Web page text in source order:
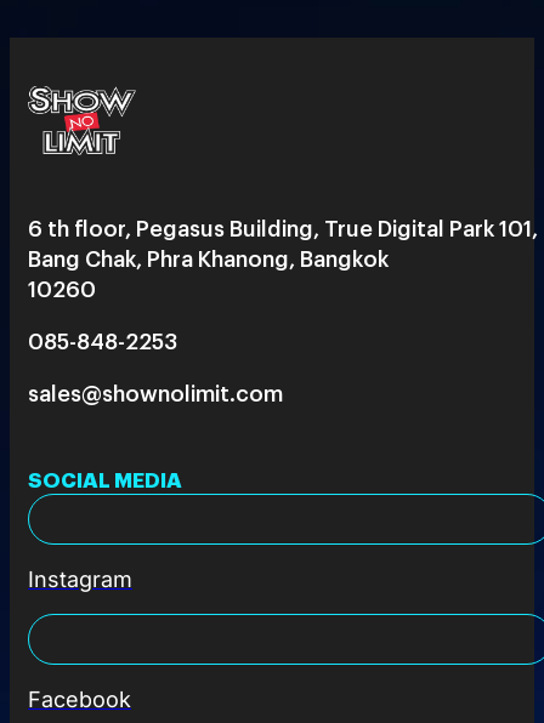
6 th floor, Pegasus Building, True Digital Park 101,
Bang Chak, Phra Khanong, Bangkok
10260
085-848-2253
sales@shownolimit.com
SOCIAL MEDIA
Instagram
Facebook